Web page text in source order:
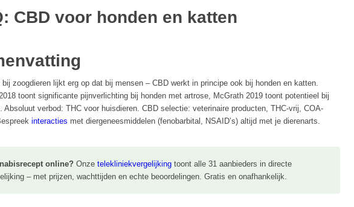
CBD voor honden en katten
bij zoogdieren lijkt erg op dat bij mensen – CBD werkt in principe ook bij honden en katten.
toont significante pijnverlichting bij honden met artrose, McGrath 2019 toont potentieel bij
Absoluut verbod: THC voor huisdieren. CBD selectie: veterinaire producten, THC-vrij, COA-
interacties met diergeneesmiddelen (fenobarbital, NSAID’s) altijd met je dierenarts.
online? Onze telekliniekvergelijking toont alle 31 aanbieders in directe
– met prijzen, wachttijden en echte beoordelingen. Gratis en onafhankelijk.